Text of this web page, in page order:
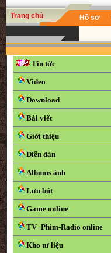
Trang chủ Hồ sơ
Tin tức
Video
Download
Bài viết
Giới thiệu
Diễn đàn
Albums ảnh
Lưu bút
Game online
TV–Phim-Radio online
Kho tư liệu